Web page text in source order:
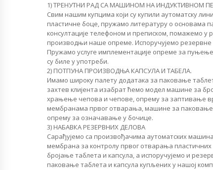
1) ТРЕНУТНИ РАД СА МАШИНОМ НА ИНДУКТИВНОМ
Свим нашим купцима који су купили аутоматску
пластичне боце, пружамо литературу о
консултације телефоном и преписком, помажемо
производњи наше опреме. Испоручујемо
Пружамо услуге имплементације опреме за пуњење
су биле у употреби.
2) ПОТПУНА ПРОИЗВОДЊА КАПСУЛА И ТАБЕЛА.
Имамо широку палету додатака за паковање
захтев клијента изабрат ћемо модел машине за
храњење чепова и чепове, опрему за заптивање
мембранама првог отварања, машине за
опрему за означавање у бочице.
3) НАБАВКА РЕЗЕРВНИХ ДЕЛОВА
Сарађујемо са произвођачима аутоматских
мембрана за контролу првог отварања
бројање таблета и капсула, а испоручујемо и
паковање таблета и капсула купљених у нашој